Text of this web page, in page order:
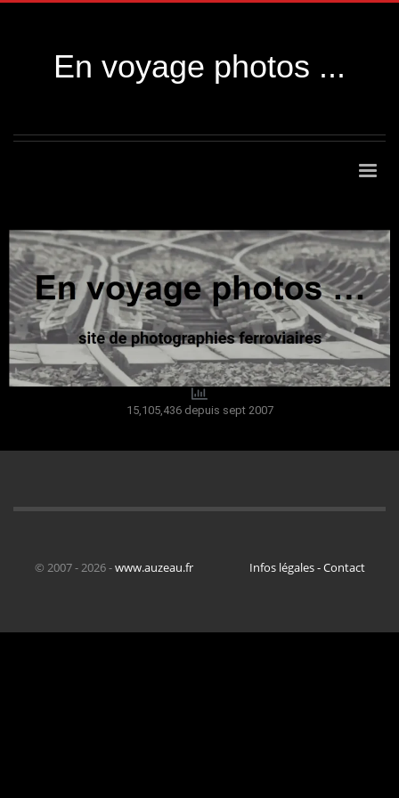
En voyage photos ...
15,105,436 depuis sept 2007
© 2007 - 2026 -www.auzeau.fr Infos légales - Contact